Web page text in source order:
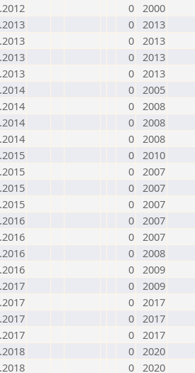
0 2000
0 2013
0 2013
0 2013
0 2013
0 2005
0 2008
0 2008
0 2008
0 2010
0 2007
0 2007
0 2007
0 2007
0 2007
0 2008
0 2009
0 2009
0 2017
0 2017
0 2017
0 2020
0 2020